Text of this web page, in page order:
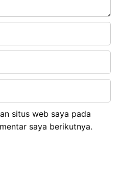
situs web saya pada
saya berikutnya.